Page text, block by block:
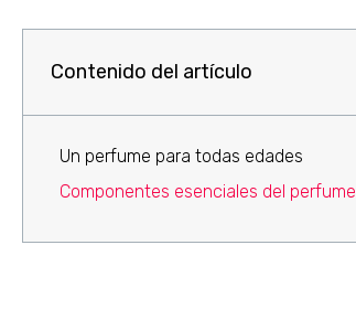
Contenido del artículo
Un perfume para todas edades
Componentes esenciales del perfume